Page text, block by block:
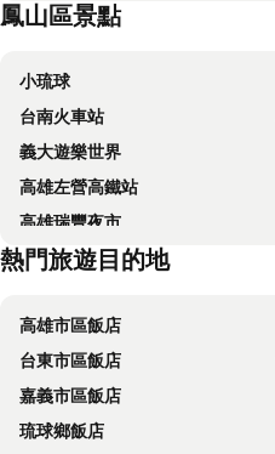
Harbour 10 Hotel
德立莊 - 高雄博愛館
中央飯店
麗尊酒店
河堤國際商旅
高雄旗津道沙灘酒店
高雄商旅
好地方大飯店
巨蛋旅店
康橋商旅光榮碼頭館
喜迎旅店
鳳山區景點
小琉球
台南火車站
義大遊樂世界
高雄左營高鐵站
高雄瑞豐夜市
高雄六合夜市
台南安平古堡
高雄義大世界
高雄85大樓
高雄技擊館
熱門旅遊目的地
高雄市區飯店
台東市區飯店
嘉義市區飯店
琉球鄉飯店